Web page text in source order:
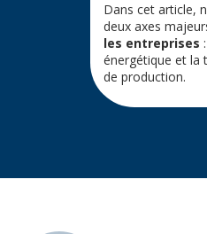
Dans cet article,
deux axes
les entreprises
énergétique et la
de production.